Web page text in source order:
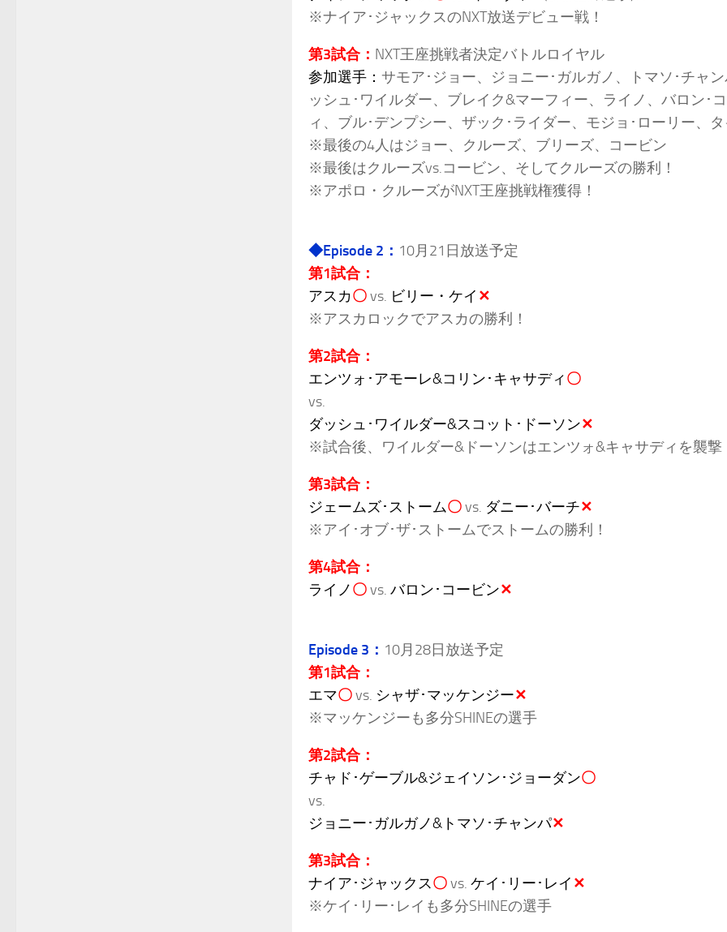
※ナイア･ジャックスのNXT放送デビュー戦！
第3試合： NXT王座挑戦者決定バトルロイヤル
参加選手： サモア･ジョー、ジョニー･ガルガノ、トマソ･チャ
ッシュ･ワイルダー、ブレイク&マーフィー、ライノ、バロン･
ィ、ブル･デンプシー、ザック･ライダー、モジョ･ローリー、
※最後の4人はジョー、クルーズ、ブリーズ、コービン
※最後はクルーズvs.コービン、そしてクルーズの勝利！
※アポロ・クルーズがNXT王座挑戦権獲得！
◆Episode 2： 10月21日放送予定
第1試合：
アスカ〇vs. ビリー・ケイ ✕
※アスカロックでアスカの勝利！
第2試合：
エンツォ･アモーレ&コリン･キャサディ〇
vs.
ダッシュ･ワイルダー&スコット･ドーソン✕
※試合後、ワイルダー&ドーソンはエンツォ&キャサディを襲撃
第3試合：
ジェームズ･ストーム〇vs. ダニー･バーチ✕
※アイ･オブ･ザ･ストームでストームの勝利！
第4試合：
ライノ〇vs. バロン･コービン✕
Episode 3： 10月28日放送予定
第1試合：
エマ〇vs. シャザ･マッケンジー✕
※マッケンジーも多分SHINEの選手
第2試合：
チャド･ゲーブル&ジェイソン･ジョーダン〇
vs.
ジョニー･ガルガノ&トマソ･チャンパ✕
第3試合：
ナイア･ジャックス〇vs. ケイ･リー･レイ ✕
※ケイ･リー･レイも多分SHINEの選手